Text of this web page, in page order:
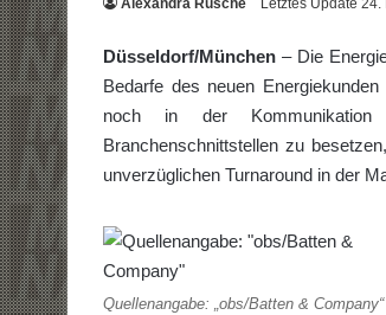
Alexandra Rüsche Letztes Update 24.
Düsseldorf/München – Die
Bedarfe des neuen
noch in der Kommunikation
Branchenschnittstellen zu
unverzüglichen Turnaround in der
Quellenangabe: „obs/Batten & Company“